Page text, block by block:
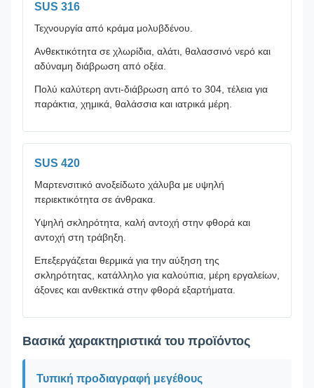
SUS 316
Τεχνουργία από κράμα μολυβδένου.
Ανθεκτικότητα σε χλωρίδια, αλάτι, θαλασσινό νερό και
αδύναμη διάβρωση από οξέα.
Πολύ καλύτερη αντι-διάβρωση από το 304, τέλεια για
παράκτια, χημικά, θαλάσσια και ιατρικά μέρη.
SUS 420
Μαρτενσιτικό ανοξείδωτο χάλυβα με υψηλή
περιεκτικότητα σε άνθρακα.
Υψηλή σκληρότητα, καλή αντοχή στην φθορά και
αντοχή στη τράβηξη.
Επεξεργάζεται θερμικά για την αύξηση της
σκληρότητας, κατάλληλο για καλούπια, μέρη εργαλείων,
άξονες και ανθεκτικά στην φθορά εξαρτήματα.
Βασικά χαρακτηριστικά του προϊόντος
Τυπική προδιαγραφή μεγέθους